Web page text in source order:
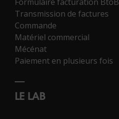
Transmission de factures
Commande
Matériel commercial
Mécénat
Paiement en plusieurs fois
LE LAB